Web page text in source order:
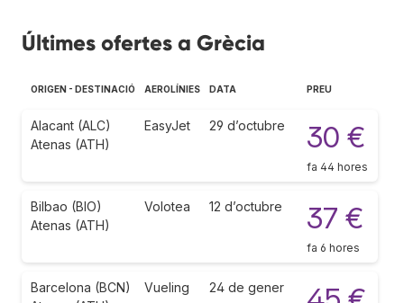
Últimes ofertes a Grècia
ORIGEN - DESTINACIÓ AEROLÍNIES DATA PREU
Alacant (ALC)
Atenas (ATH)
EasyJet 29 d’octubre 30 €
fa 44 hores
Bilbao (BIO)
Atenas (ATH)
Volotea 12 d’octubre 37 €
fa 6 hores
Barcelona (BCN)
Vueling 24 de gener